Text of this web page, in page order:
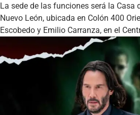
La sede de las funciones será la Casa
Nuevo León, ubicada en Colón 400
Escobedo y Emilio Carranza, en el